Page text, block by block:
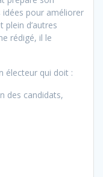
pour améliorer
d’autres
rédigé, il le
électeur qui doit :
des candidats,